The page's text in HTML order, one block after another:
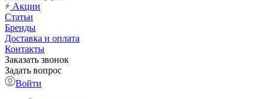
Акции
Статьи
Бренды
Доставка и оплата
Контакты
Заказать звонок
Задать вопрос
Войти